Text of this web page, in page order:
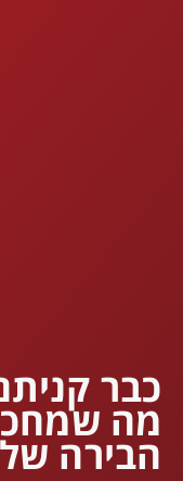
כבר
מה
הבירה של